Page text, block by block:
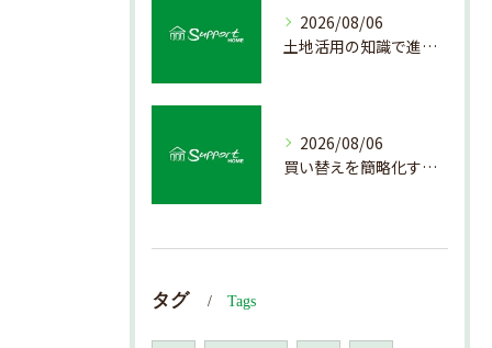
2026/08/06
土地活用の知識で進める不動産売却成功法
2026/08/06
買い替えを簡略化する不動産売却の流れ解説
タグ Tags